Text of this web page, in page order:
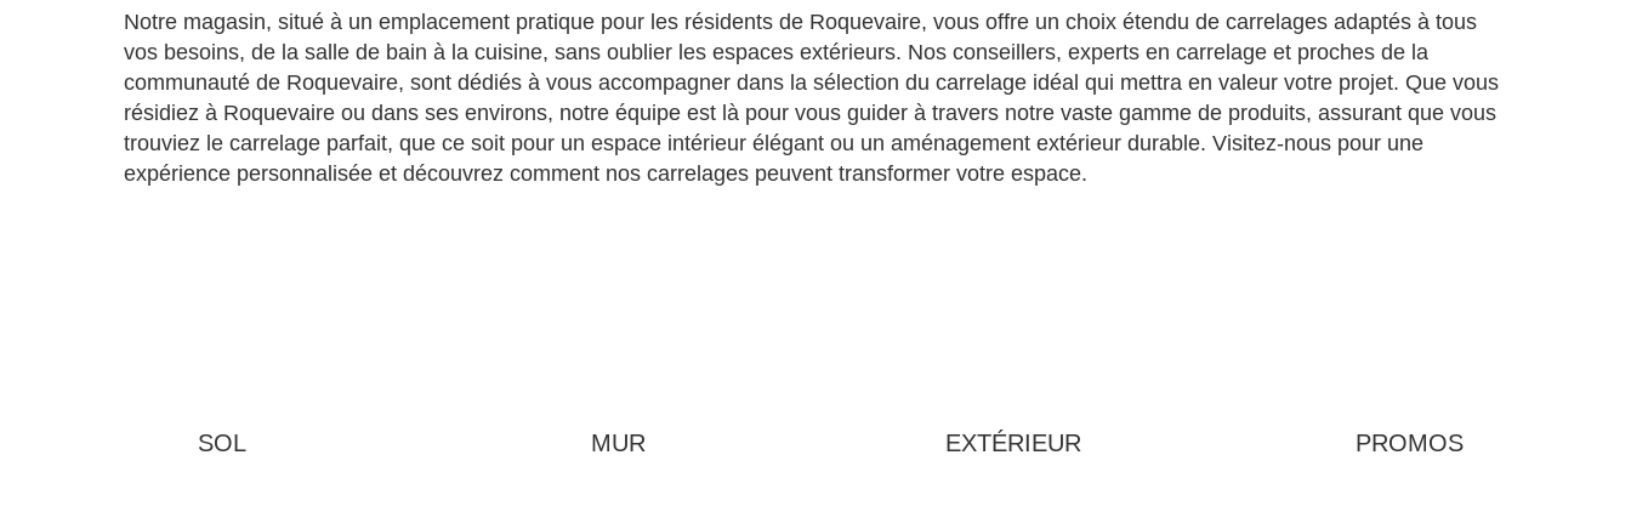
Notre magasin, situé à un emplacement pratique pour les résidents de Roquevaire, vous offre un choix étendu de carrelages adaptés à tous
vos besoins, de la salle de bain à la cuisine, sans oublier les espaces extérieurs. Nos conseillers, experts en carrelage et proches de la
communauté de Roquevaire, sont dédiés à vous accompagner dans la sélection du carrelage idéal qui mettra en valeur votre projet. Que vous
résidiez à Roquevaire ou dans ses environs, notre équipe est là pour vous guider à travers notre vaste gamme de produits, assurant que vous
trouviez le carrelage parfait, que ce soit pour un espace intérieur élégant ou un aménagement extérieur durable. Visitez-nous pour une
expérience personnalisée et découvrez comment nos carrelages peuvent transformer votre espace.
SOL MUR EXTÉRIEUR PROMOS